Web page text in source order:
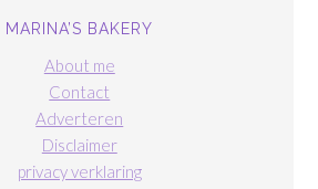
MARINA’S BAKERY
About me
Contact
Adverteren
Disclaimer
privacy verklaring